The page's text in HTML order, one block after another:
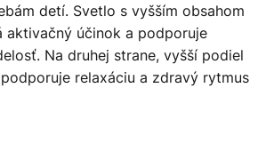
detí. Svetlo s vyšším obsahom
aktivačný účinok a podporuje
Na druhej strane, vyšší podiel
relaxáciu a zdravý rytmus